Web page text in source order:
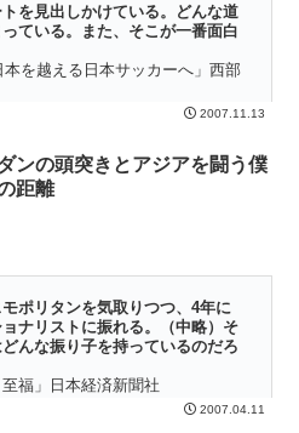
を見出しかけている。どんな道
ている。また、そこが一番面白
を越える日本サッカーへ」西部
らずに「ああ、背骨だね」と断言し
をまっすぐに伸ばした。 驚いたこと
も首のコリも、きれいに消えてしま
ういうことだったのか」・・・・・
2007.11.13
ンの頭突きとアジアを闘う僕
距離
ポリタンを気取りつつ、4年に
ナリストに振れる。（中略）そ
んな振り子を持っているのだろ
福」日本経済新聞社
2007.04.11